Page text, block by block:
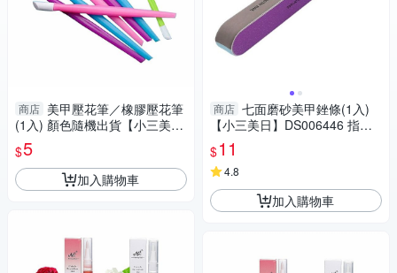
商店 美甲壓花筆／橡膠壓花筆
(1入) 顏色隨機出貨【小三美
日】 DS018434
$5
加入購物車
商店 七面磨砂美甲銼條(1入)
【小三美日】DS006446 指甲
搓刀／修甲
$11
4.8
加入購物車